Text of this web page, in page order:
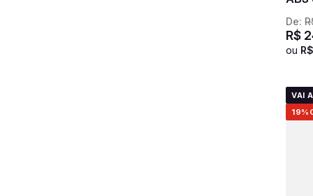
De:
R$
ou R$
VAI
19%